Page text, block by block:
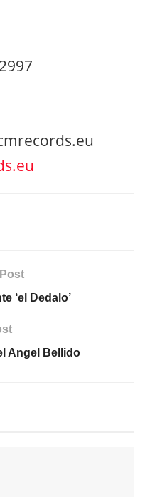
‘el Dedalo’
Angel Bellido